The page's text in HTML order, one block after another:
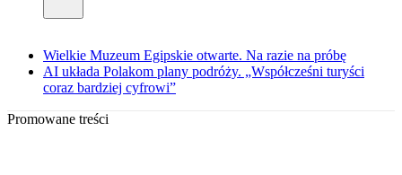
Wielkie Muzeum Egipskie otwarte. Na razie na próbę
AI układa Polakom plany podróży. „Współcześni turyści
coraz bardziej cyfrowi”
Promowane treści